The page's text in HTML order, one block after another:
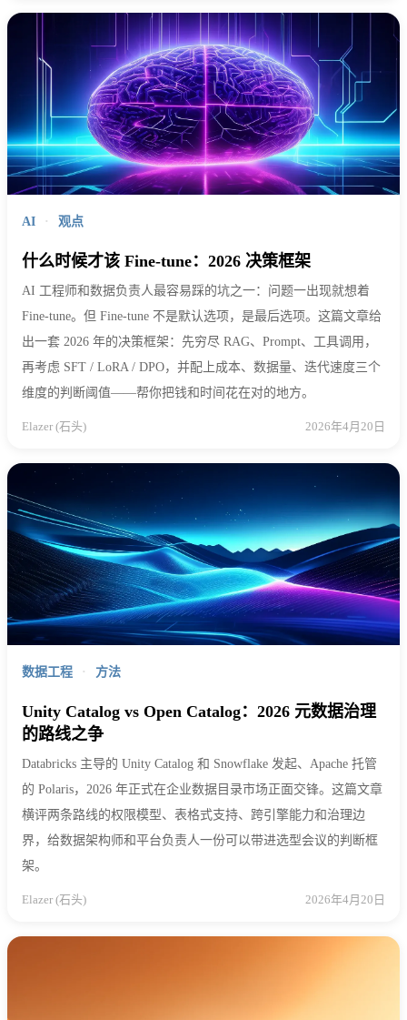
AI · 观点
什么时候才该 Fine-tune：2026 决策框架
AI 工程师和数据负责人最容易踩的坑之一：问题一出现就想着
Fine-tune。但 Fine-tune 不是默认选项，是最后选项。这篇文章给
出一套 2026 年的决策框架：先穷尽 RAG、Prompt、工具调用，
再考虑 SFT / LoRA / DPO，并配上成本、数据量、迭代速度三个
维度的判断阈值——帮你把钱和时间花在对的地方。
Elazer (石头) 2026年4月20日
数据工程 · 方法
Unity Catalog vs Open Catalog：2026 元数据治理
的路线之争
Databricks 主导的 Unity Catalog 和 Snowflake 发起、Apache 托管
的 Polaris，2026 年正式在企业数据目录市场正面交锋。这篇文章
横评两条路线的权限模型、表格式支持、跨引擎能力和治理边
界，给数据架构师和平台负责人一份可以带进选型会议的判断框
架。
Elazer (石头) 2026年4月20日